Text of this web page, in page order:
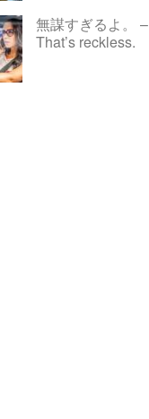
無謀すぎるよ。 –
That’s reckless.